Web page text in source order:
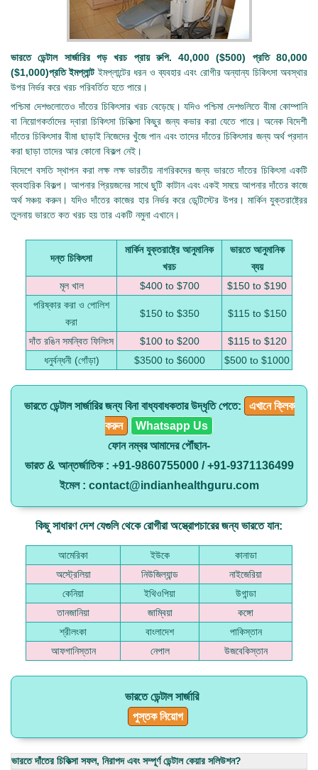
ভারতে ডেন্টাল সার্জারির গড় খরচ প্রায় রুপি. 40,000 ($500) প্রতি 80,000
($1,000)প্রতি ইমপ্লান্টইমপ্লান্টের ধরন ও ব্যবহার এবং রোগীর অন্যান্য চিকিৎসা অবস্থার
উপর নির্ভর করে খরচ পরিবর্তিত হতে পারে।
পশ্চিমা দেশগুলোতেও দাঁতের চিকিৎসার খরচ বেড়েছে। যদিও পশ্চিমা দেশগুলিতে বীমা কোম্পানি
বা নিয়োগকর্তাদের দ্বারা চিকিৎসা চিকিত্সা কিছুর জন্য কভার করা যেতে পারে। অনেক বিদেশী
দাঁতের চিকিৎসার বীমা ছাড়াই নিজেদের খুঁজে পান এবং তাদের দাঁতের চিকিৎসার জন্য অর্থ প্রদান
করা ছাড়া তাদের আর কোনো বিকল্প নেই।
বিদেশে বসতি স্থাপন করা লক্ষ লক্ষ ভারতীয় নাগরিকদের জন্য ভারতে দাঁতের চিকিৎসা একটি
ব্যবহারিক বিকল্প। আপনার প্রিয়জনের সাথে ছুটি কাটান এবং একই সময়ে আপনার দাঁতের কাজে
অর্থ সঞ্চয় করুন। যদিও দাঁতের কাজের হার নির্ভর করে ডেন্টিস্টের উপর। মার্কিন যুক্তরাষ্ট্রের
তুলনায় ভারতে কত খরচ হয় তার একটি নমুনা এখানে।
দন্ত চিকিৎসা
মার্কিন যুক্তরাষ্ট্রে আনুমানিক
খরচ
ভারতে আনুমানিক
ব্যয়
মূল খাল
$400 to $700
$150 to $190
পরিষ্কার করা ও পোলিশ
করা
$150 to $350 $115 to $150
দাঁত রঙিন সমন্বিত ফিলিংস $100 to $200
$115 to $120
ধনুর্বন্ধনী (গোঁড়া)
$3500 to $6000 $500 to $1000
ভারতে ডেন্টাল সার্জারির জন্য বিনা বাধ্যবাধকতার উদ্ধৃতি পেতে:
এখানে ক্লিক
করুন
Whatsapp Us
ফোন নম্বর আমাদের পৌঁছান-
ভারত & আন্তর্জাতিক : +91-9860755000 / +91-9371136499
ইমেল : contact@indianhealthguru.com
কিছু সাধারণ দেশ যেগুলি থেকে রোগীরা অস্ত্রোপচারের জন্য ভারতে যান:
আমেরিকা ইউকে
কানাডা
অস্ট্রেলিয়া
নিউজিল্যান্ড
নাইজেরিয়া
কেনিয়া
ইথিওপিয়া
উগান্ডা
তানজানিয়া
জাম্বিয়া
কঙ্গো
শ্রীলংকা
বাংলাদেশ
পাকিস্তান
আফগানিস্তান
নেপাল উজবেকিস্তান
ভারতে ডেন্টাল সার্জারি
পুস্তক নিয়োগ
ভারতে দাঁতের চিকিত্সা সফল, নিরাপদ এবং সম্পূর্ণ ডেন্টাল কেয়ার সলিউশন?